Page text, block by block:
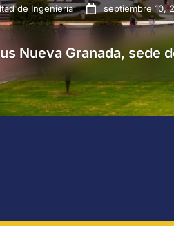
de Ingeniería septiembre 10,
Nueva Granada, sede